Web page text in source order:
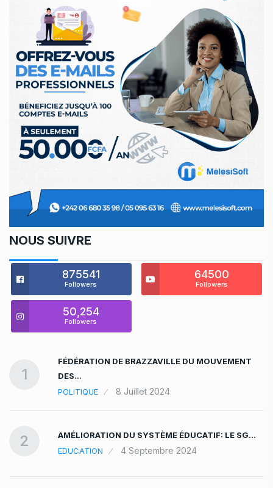
NOUS SUIVRE
875541
Followers
64500
Followers
50,254
Followers
1
FÉDÉRATION DE BRAZZAVILLE DU MOUVEMENT
DES…
POLITIQUE
8 Juillet 2024
2
AMÉLIORATION DU SYSTÈME ÉDUCATIF: LE SG…
EDUCATION
4 Septembre 2024